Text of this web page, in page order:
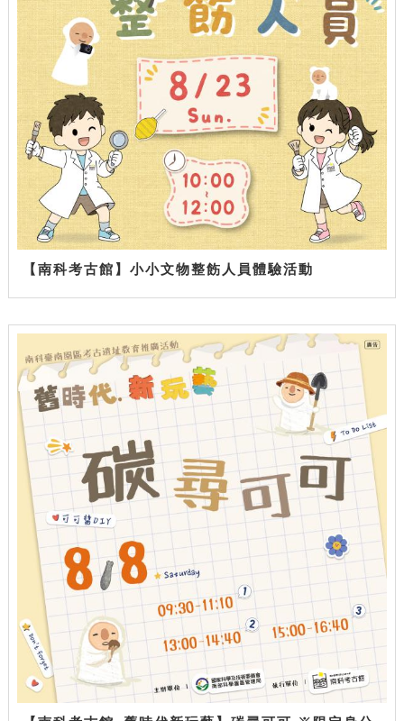
【南科考古館】小小文物整飭人員體驗活動